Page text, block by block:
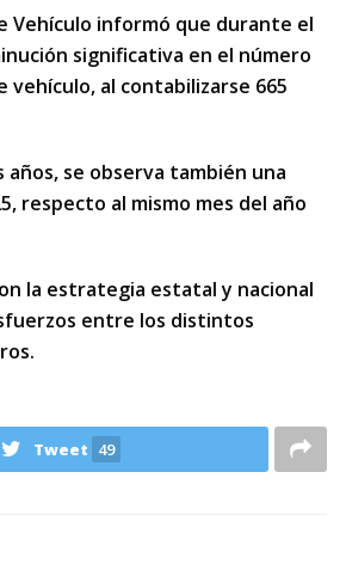
Vehículo informó que durante el
significativa en el número
al contabilizarse 665
años, se observa también una
respecto al mismo mes del año
la estrategia estatal y nacional
entre los distintos
Tweet 49